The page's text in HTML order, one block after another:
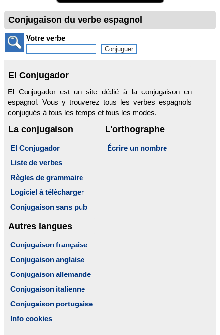
Conjugaison du verbe espagnol
Votre verbe
El Conjugador
El Conjugador est un site dédié à la conjugaison en
espagnol. Vous y trouverez tous les verbes espagnols
conjugués à tous les temps et tous les modes.
La conjugaison
El Conjugador
Liste de verbes
Règles de grammaire
Logiciel à télécharger
Conjugaison sans pub
L'orthographe
Écrire un nombre
Autres langues
Conjugaison française
Conjugaison anglaise
Conjugaison allemande
Conjugaison italienne
Conjugaison portugaise
Info cookies